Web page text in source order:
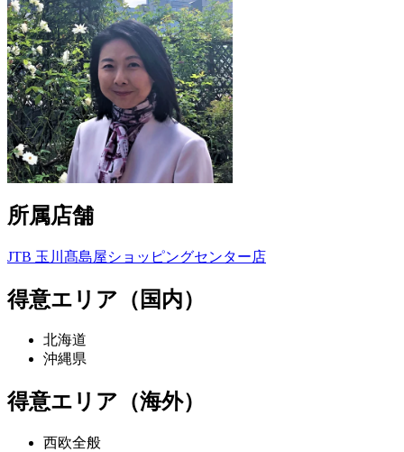
所属店舗
JTB 玉川髙島屋ショッピングセンター店
得意エリア（国内）
北海道
沖縄県
得意エリア（海外）
西欧全般